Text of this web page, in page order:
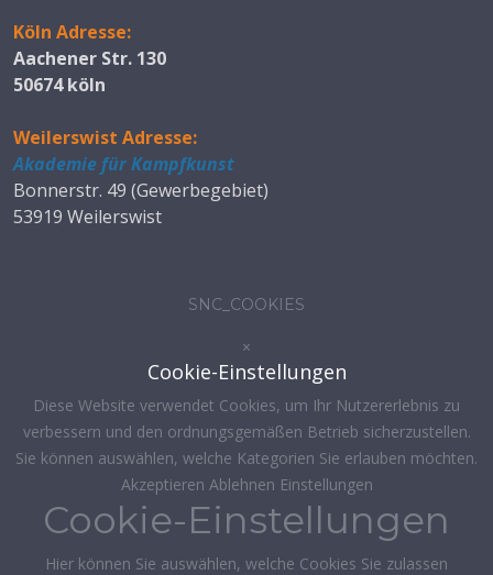
Köln Adresse:
Aachener Str. 130
50674 köln
Weilerswist Adresse:
Akademie für Kampfkunst
Bonnerstr. 49 (Gewerbegebiet)
53919 Weilerswist
SNC_COOKIES
×
Cookie-Einstellungen
Diese Website verwendet Cookies, um Ihr Nutzererlebnis zu
verbessern und den ordnungsgemäßen Betrieb sicherzustellen.
Sie können auswählen, welche Kategorien Sie erlauben möchten.
Akzeptieren Ablehnen Einstellungen
Cookie-Einstellungen
Hier können Sie auswählen, welche Cookies Sie zulassen